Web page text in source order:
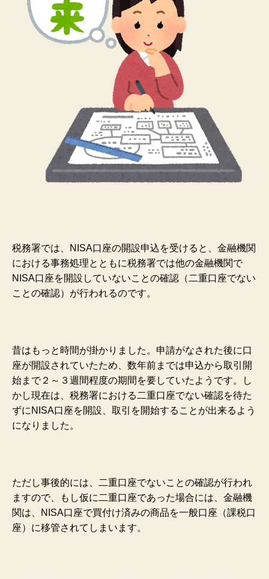
税務署では、NISA口座の開設申込を受けると、金融機関
における事務処理とともに税務署では他の金融機関で
NISA口座を開設していないことの確認（二重口座でない
ことの確認）が行われるのです。
昔はもっと時間が掛かりました。申請がなされた後に口
座が開設されていたため、数年前までは申込から取引開
始まで２～３週間程度の期間を要していたようです。し
かし現在は、税務署における二重口座でない確認を待た
ずにNISA口座を開設、取引を開始することが出来るよう
になりました。
ただし事後的には、二重口座でないことの確認が行われ
ますので、もし仮に二重口座であった場合には、金融機
関は、NISA口座で買付け済みの商品を一般口座（課税口
座）に移管されてしまいます。